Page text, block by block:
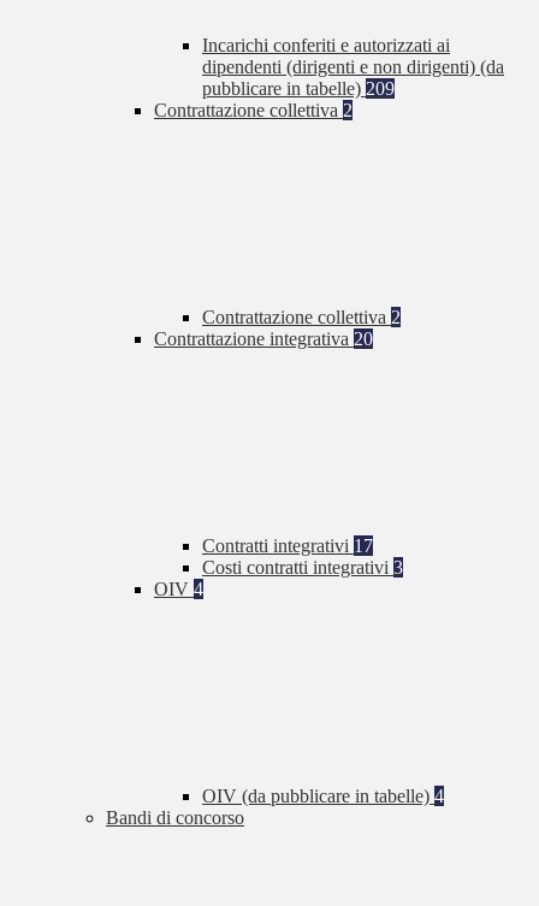
Incarichi conferiti e autorizzati ai
dipendenti (dirigenti e non dirigenti) (da
pubblicare in tabelle) 209
Contrattazione collettiva 2
Contrattazione collettiva 2
Contrattazione integrativa 20
Contratti integrativi 17
Costi contratti integrativi 3
OIV 4
OIV (da pubblicare in tabelle) 4
Bandi di concorso